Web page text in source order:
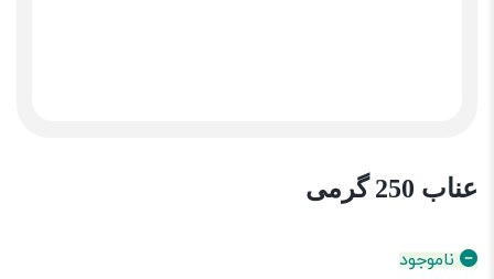
عناب 250 گرمی
ناموجود